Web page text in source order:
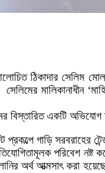
ঠিকাদার সেলিম
মালিকানাধীন
বিস্তারিত একটি অভিযোগ
গাড়ি সরবরাহের
পরিবেশ নষ্ট
অর্থ আত্মসাৎ করা